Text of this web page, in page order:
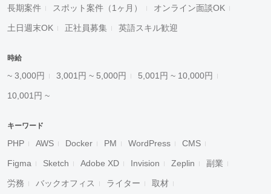
長期案件 スポット案件（1ヶ月） オンライン面談OK
土日週末OK 正社員募集 英語スキル歓迎
時給
~ 3,000円 3,001円 ~ 5,000円 5,001円 ~ 10,000円
10,001円 ~
キーワード
PHP AWS Docker PM WordPress CMS
Figma Sketch Adobe XD Invision Zeplin 副業
労務 バックオフィス ライター 取材